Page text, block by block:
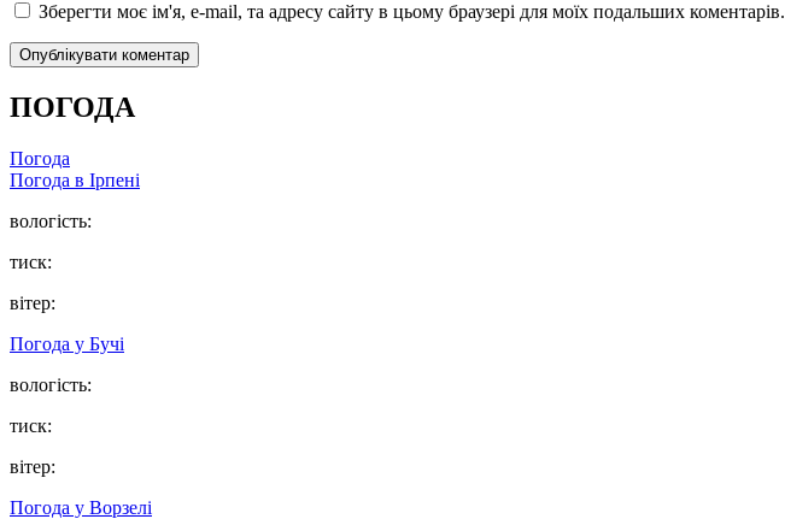
Зберегти моє ім'я, e-mail, та адресу сайту в цьому браузері для моїх подальших коментарів.
ПОГОДА
Погода
Погода в Ірпені
вологість:
тиск:
вітер:
Погода у Бучі
вологість:
тиск:
вітер:
Погода у Ворзелі